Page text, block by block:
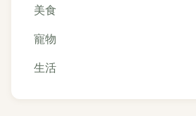
美食
寵物
生活